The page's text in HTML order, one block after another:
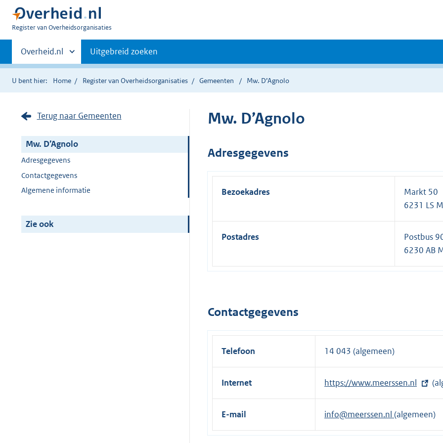
U
Register van Overheidsorganisaties
Primaire
navigatie
Andere
sites
binnen
Overheid.nl Uitgebreid zoeken
U bent hier: Home Register van Overheidsorganisaties Gemeenten Mw. D’Agnolo
Terug naar Gemeenten
Mw. D’Agnolo
Adresgegevens
Contactgegevens
Algemene informatie
Zie ook
Mw. D’Agnolo
Adresgegevens
Bezoekadres
Markt 50
6231 LS
Postadres
Postbus
6230 AB
Contactgegevens
Telefoon 14 043 (algemeen)
Internet
E
x
t
r
https://www.meerssen.nl
E-mail info@meerssen.nl (algemeen)